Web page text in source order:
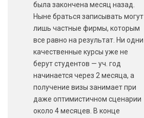
была закончена месяц назад.
Ныне браться записывать могут
лишь частные фирмы, которым
все равно на результат. Ни одни
качественные курсы уже не
берут студентов — уч. год
начинается через 2 месяца, а
получение визы занимает при
даже оптимистичном сценарии
около 4 месяцев. В конце